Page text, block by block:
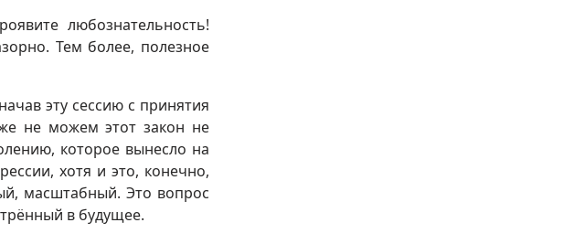
любознательность!
Тем более, полезное
эту сессию с принятия
не можем этот закон не
которое вынесло на
хотя и это, конечно,
масштабный. Это вопрос
в будущее.